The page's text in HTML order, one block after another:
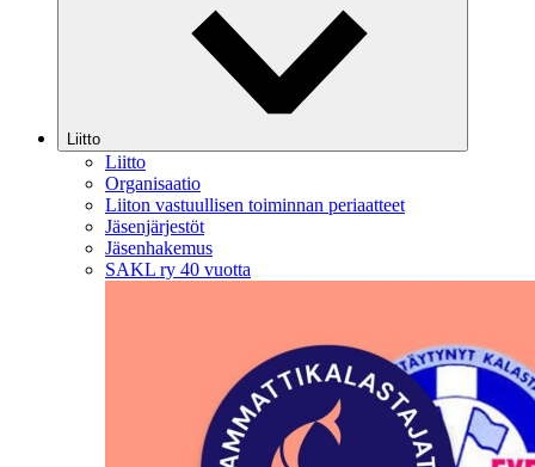
Liitto
Liitto
Organisaatio
Liiton vastuullisen toiminnan periaatteet
Jäsenjärjestöt
Jäsenhakemus
SAKL ry 40 vuotta